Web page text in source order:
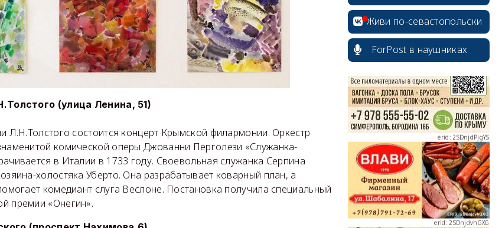
(улица Ленина, 51)
Л.Н.Толстого состоится концерт Крымской филармонии. Оркестр
комической оперы Джованни Перголези «Служанка-
в Италии в 1733 году. Своевольная служанка Серпина
холостяка Уберто. Она разрабатывает коварный план, а
комедиант слуга Веслоне. Постановка получила специальный
премии «Онегин».
Живи по-севастопольски
ForPost в наушниках
erid: 2SDnjcrDNw6
erid: 2SDnjdPjgYS
erid: 2SDnjdvhGXG